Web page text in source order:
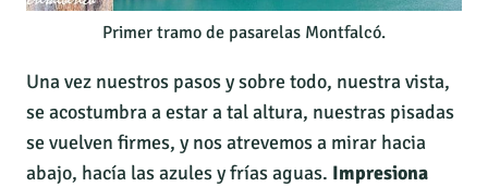
Primer tramo de pasarelas Montfalcó.
Una vez nuestros pasos y sobre todo, nuestra vista,
se acostumbra a estar a tal altura, nuestras pisadas
se vuelven firmes, y nos atrevemos a mirar hacia
abajo, hacía las azules y frías aguas. Impresiona